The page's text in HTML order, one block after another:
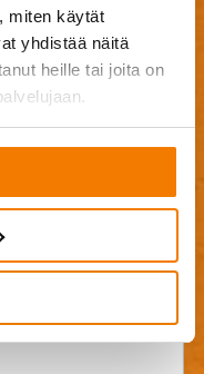
miten käytät
yhdistää näitä
heille tai joita on